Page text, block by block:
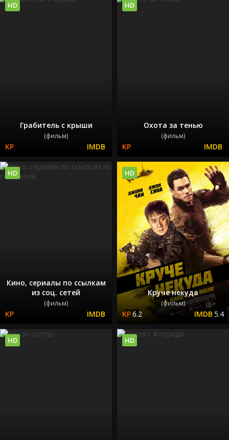
Грабитель с крыши
(фильм)
HD
Охота за тенью
(фильм)
HD
Кино, сериалы по ссылкам
из соц. сетей
(фильм)
HD
Круче некуда
(фильм)
6.2 5.4
HD
HD HD